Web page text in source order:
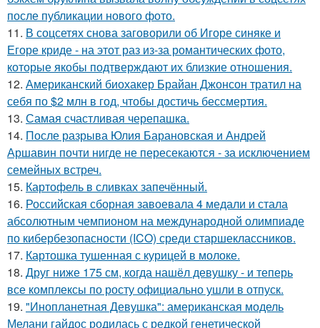
после публикации нового фото.
11. В соцсетях снова заговорили об Игоре синяке и
Егоре криде - на этот раз из-за романтических фото,
которые якобы подтверждают их близкие отношения.
12. Американский биохакер Брайан Джонсон тратил на
себя по $2 млн в год, чтобы достичь бессмертия.
13. Самая счастливая черепашка.
14. После разрыва Юлия Барановская и Андрей
Аршавин почти нигде не пересекаются - за исключением
семейных встреч.
15. Картофель в сливках запечённый.
16. Российская сборная завоевала 4 медали и стала
абсолютным чемпионом на международной олимпиаде
по кибербезопасности (ICO) среди старшеклассников.
17. Картошка тушенная с курицей в молоке.
18. Друг ниже 175 см, когда нашёл девушку - и теперь
все комплексы по росту официально ушли в отпуск.
19. "Инопланетная Девушка": американская модель
Мелани гайдос родилась с редкой генетической